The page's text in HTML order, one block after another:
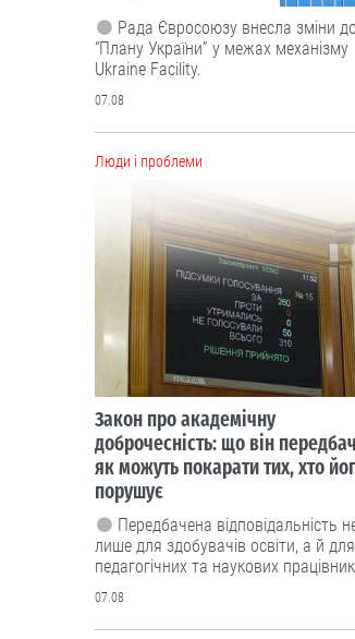
Рада Євросоюзу внесла зміни до
“Плану України” у межах механізму
Ukraine Facility.
07.08
Люди і проблеми
Закон про академічну
доброчесність: що він
як можуть покарати тих, хто
порушує
Передбачена відповідальність
лише для здобувачів освіти, а й для
педагогічних та наукових
07.08